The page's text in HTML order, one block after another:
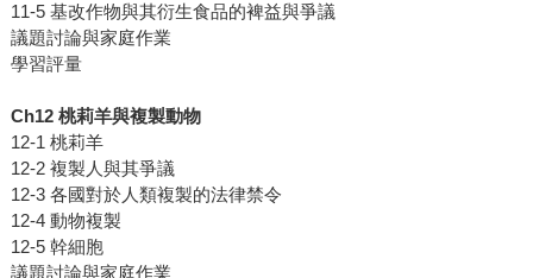
11-5 基改作物與其衍生食品的裨益與爭議
議題討論與家庭作業
學習評量
Ch12 桃莉羊與複製動物
12-1 桃莉羊
12-2 複製人與其爭議
12-3 各國對於人類複製的法律禁令
12-4 動物複製
12-5 幹細胞
議題討論與家庭作業